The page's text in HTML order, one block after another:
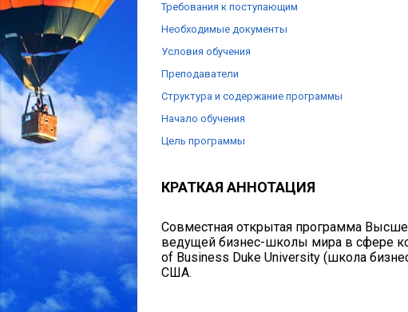
Требования к поступающим
Необходимые документы
Условия обучения
Преподаватели
Структура и содержание программы
Начало обучения
Цель программы
КРАТКАЯ АННОТАЦИЯ
Совместная открытая программа
ведущей бизнес-школы мира в сфере
of Business Duke University (школа
США.